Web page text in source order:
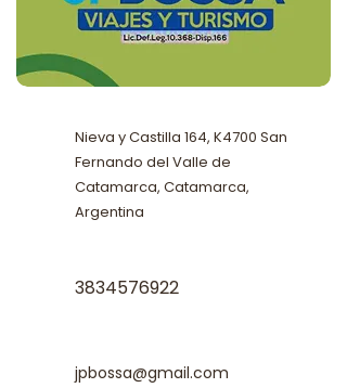
Nieva y Castilla 164, K4700 San
Fernando del Valle de
Catamarca, Catamarca,
Argentina
3834576922
jpbossa@gmail.com